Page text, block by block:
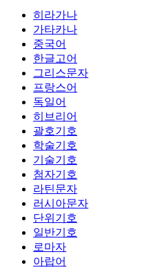
히라가나
가타카나
중국어
한글고어
그리스문자
프랑스어
독일어
히브리어
괄호기호
학술기호
기술기호
첨자기호
라틴문자
러시아문자
단위기호
일반기호
로마자
아랍어